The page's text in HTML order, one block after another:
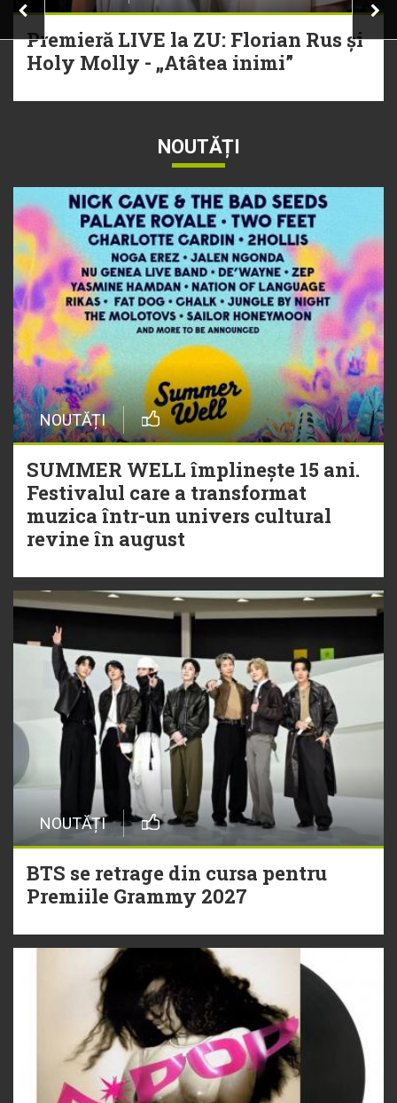
Premieră LIVE la ZU: Florian Rus și
Holy Molly - „Atâtea inimi”
NOUTĂȚI
NOUTĂȚI
SUMMER WELL împlinește 15 ani.
Festivalul care a transformat
muzica într-un univers cultural
revine în august
NOUTĂȚI
BTS se retrage din cursa pentru
Premiile Grammy 2027